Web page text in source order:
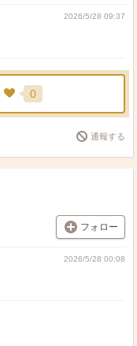
2026/5/28 09:37
0
通報する
フォロー
2026/5/28 00:08